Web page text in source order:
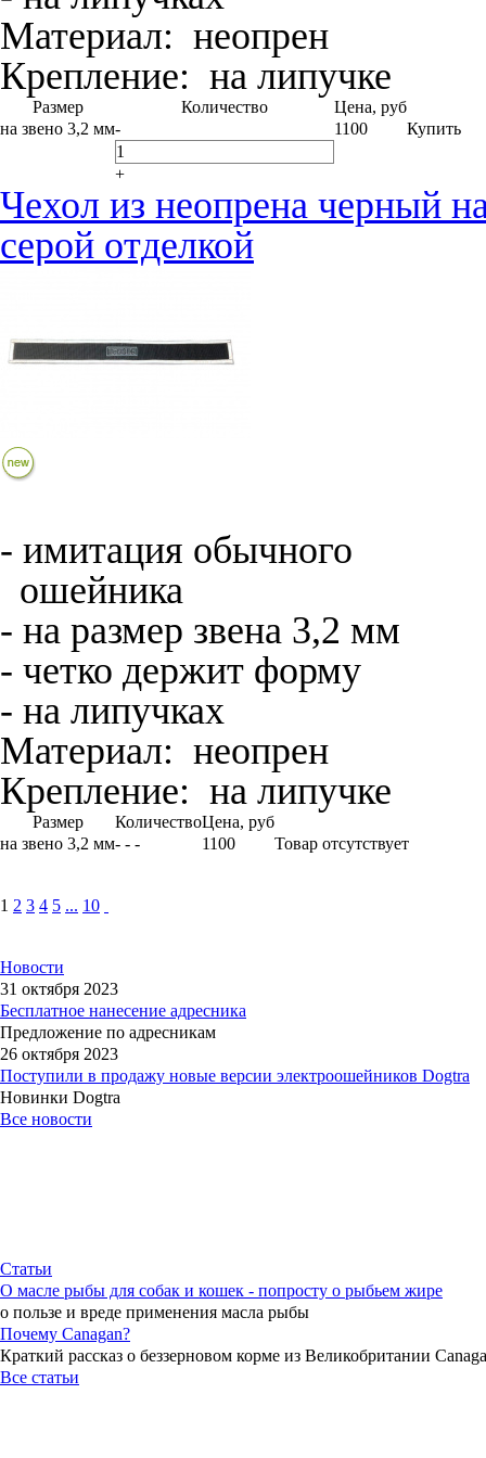
Материал: неопрен
Крепление: на липучке
Размер Количество
Цена, руб
на звено 3,2 мм-
+
1100 Купить
Чехол из неопрена черный
серой отделкой
- имитация обычного
ошейника
- на размер звена 3,2 мм
- четко держит форму
- на липучках
Материал: неопрен
Крепление: на липучке
Размер КоличествоЦена, руб
на звено 3,2 мм- - - 1100 Товар отсутствует
1 2 3 4 5 ... 10
Новости
31 октября 2023
Бесплатное нанесение адресника
Предложение по адресникам
26 октября 2023
Поступили в продажу новые версии электроошейников Dogtra
Новинки Dogtra
Все новости
Статьи
О масле рыбы для собак и кошек - попросту о рыбьем жире
о пользе и вреде применения масла рыбы
Почему Canagan?
Краткий рассказ о беззерновом корме из Великобритании
Все статьи